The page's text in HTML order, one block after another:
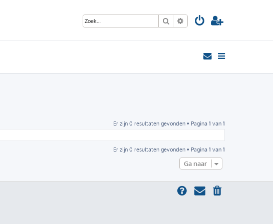
Zoek Uitgebreid zoeken
Er zijn 0 resultaten gevonden • Pagina 1 van 1
Er zijn 0 resultaten gevonden • Pagina 1 van 1
Ga naar